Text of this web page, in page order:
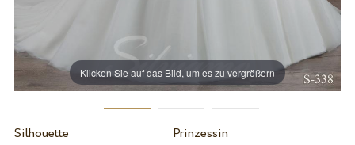
Klicken Sie auf das Bild, um es zu vergrößern
Silhouette
Prinzessin